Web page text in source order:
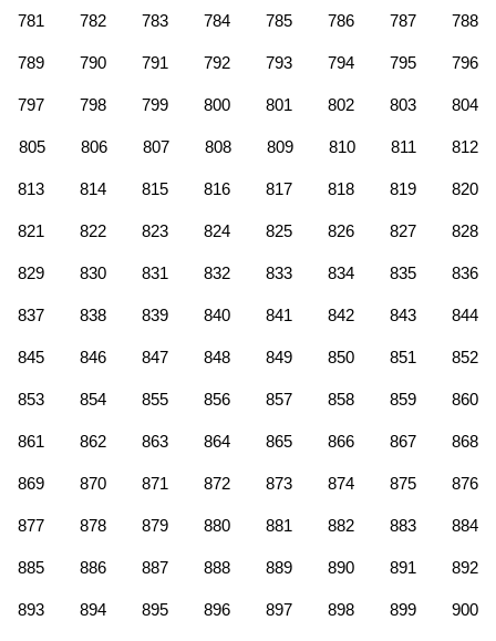
781 782 783 784 785 786 787 788
789 790 791 792 793 794 795 796
797 798 799 800 801 802 803 804
805 806 807 808 809 810 811 812
813 814 815 816 817 818 819 820
821 822 823 824 825 826 827 828
829 830 831 832 833 834 835 836
837 838 839 840 841 842 843 844
845 846 847 848 849 850 851 852
853 854 855 856 857 858 859 860
861 862 863 864 865 866 867 868
869 870 871 872 873 874 875 876
877 878 879 880 881 882 883 884
885 886 887 888 889 890 891 892
893 894 895 896 897 898 899 900